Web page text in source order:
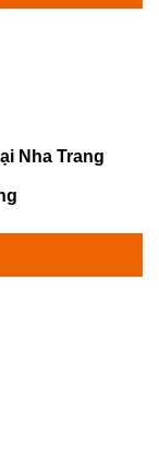
Nha Trang